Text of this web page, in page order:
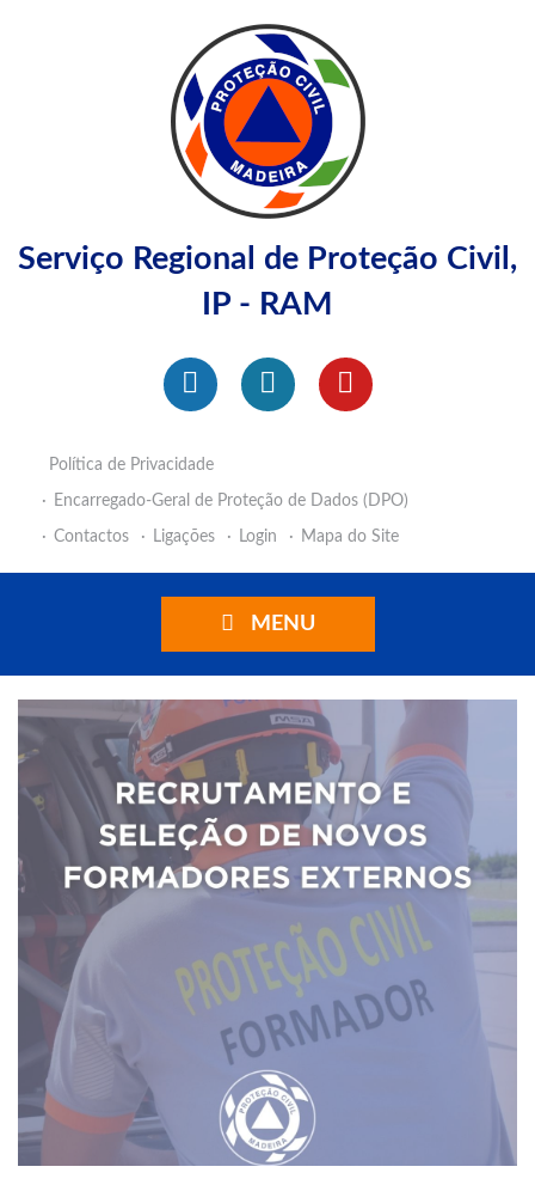
Serviço Regional de Proteção Civil,
IP - RAM
Política de Privacidade
Encarregado-Geral de Proteção de Dados (DPO)
Contactos
Ligações Login Mapa do Site
MENU